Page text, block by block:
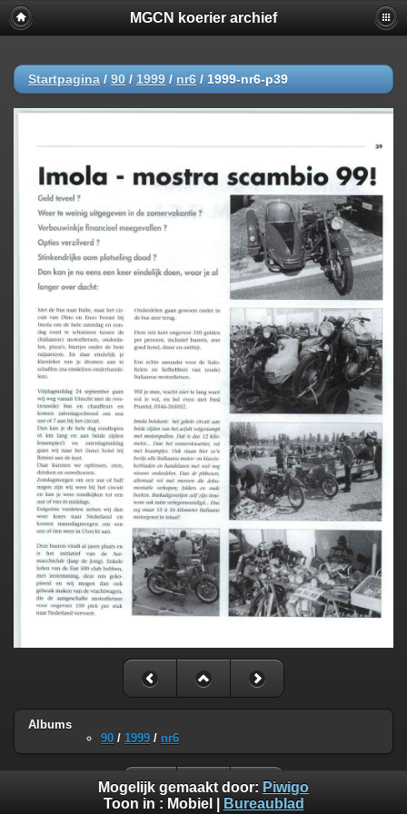
MGCN koerier archief
Startpagina / 90 / 1999 / nr6 / 1999-nr6-p39
Albums
90 / 1999 / nr6
Mogelijk gemaakt door: Piwigo
Toon in : Mobiel Bureaublad